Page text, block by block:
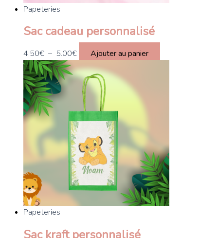
Papeteries
Sac cadeau personnalisé
4.50€ – 5.00€ Ajouter au panier
Papeteries
Sac kraft personnalisé